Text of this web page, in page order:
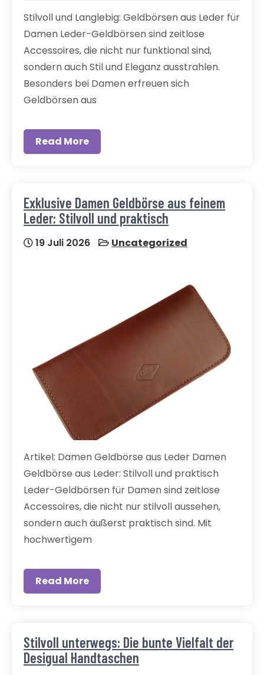
Stilvoll und Langlebig: Geldbörsen aus Leder für
Damen Leder-Geldbörsen sind zeitlose
Accessoires, die nicht nur funktional sind,
sondern auch Stil und Eleganz ausstrahlen.
Besonders bei Damen erfreuen sich
Geldbörsen aus
Read More
Exklusive Damen Geldbörse aus feinem
Leder: Stilvoll und praktisch
19 Juli 2026 Uncategorized
Artikel: Damen Geldbörse aus Leder Damen
Geldbörse aus Leder: Stilvoll und praktisch
Leder-Geldbörsen für Damen sind zeitlose
Accessoires, die nicht nur stilvoll aussehen,
sondern auch äußerst praktisch sind. Mit
hochwertigem
Read More
Stilvoll unterwegs: Die bunte Vielfalt der
Desigual Handtaschen